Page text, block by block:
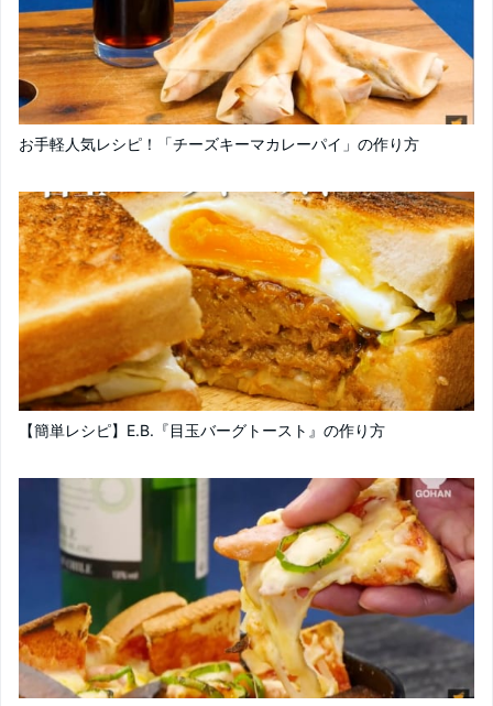
お手軽人気レシピ！「チーズキーマカレーパイ」の作り方
【簡単レシピ】E.B.『目玉バーグトースト』の作り方